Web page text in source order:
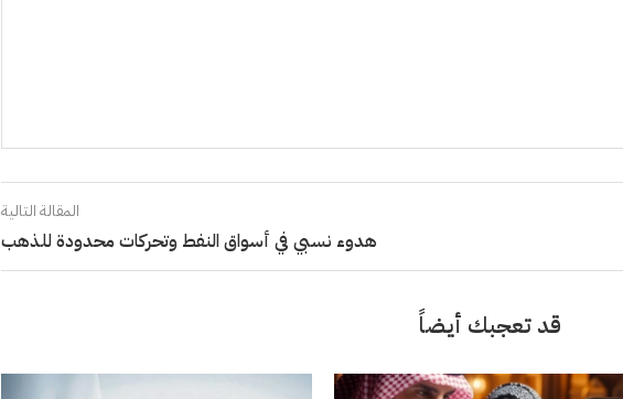
المقالة التالية
هدوء نسبي في أسواق النفط وتحركات محدودة للذهب
قد تعجبك أيضاً